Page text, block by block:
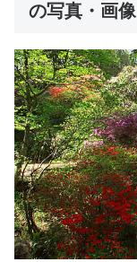
の写真・画像